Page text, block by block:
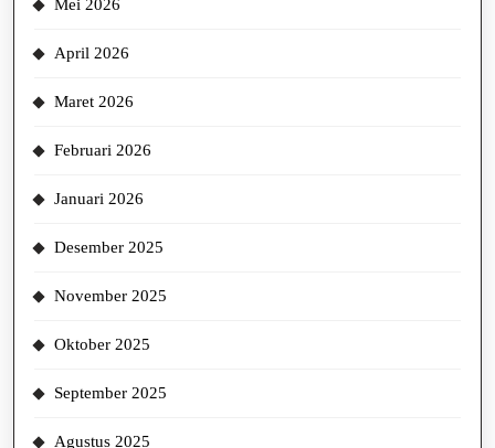
Mei 2026
April 2026
Maret 2026
Februari 2026
Januari 2026
Desember 2025
November 2025
Oktober 2025
September 2025
Agustus 2025